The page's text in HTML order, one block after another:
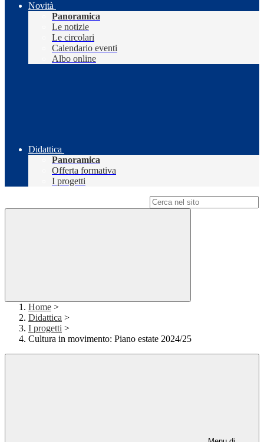
Novità
Panoramica
Le notizie
Le circolari
Calendario eventi
Albo online
Didattica
Panoramica
Offerta formativa
I progetti
Home >
Didattica >
I progetti >
Cultura in movimento: Piano estate 2024/25